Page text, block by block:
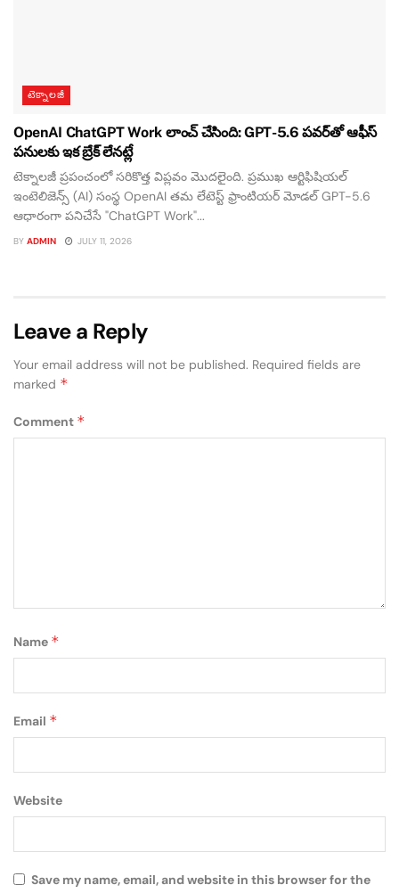
టెక్నాలజీ
OpenAI ChatGPT Work లాంచ్ చేసింది: GPT-5.6 పవర్‌తో ఆఫీస్
పనులకు ఇక బ్రేక్ లేనట్లే
టెక్నాలజీ ప్రపంచంలో సరికొత్త విప్లవం మొదలైంది. ప్రముఖ ఆర్టిఫిషియల్
ఇంటెలిజెన్స్ (AI) సంస్థ OpenAI తమ లేటెస్ట్ ఫ్రాంటియర్ మోడల్ GPT-5.6
ఆధారంగా పనిచేసే "ChatGPT Work"...
BY ADMIN JULY 11, 2026
Leave a Reply
Your email address will not be published. Required fields are
marked *
Comment *
Name *
Email *
Website
Save my name, email, and website in this browser for the